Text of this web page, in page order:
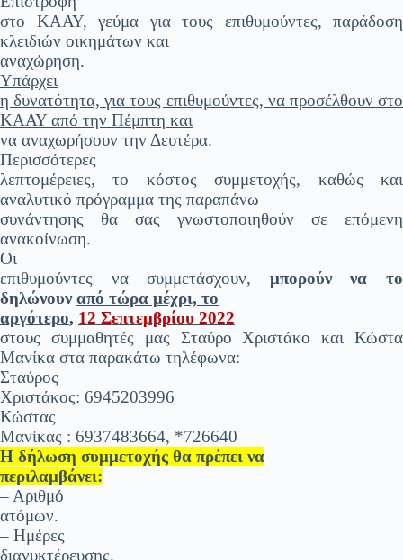
στο ΚΑΑΥ, γεύμα για τους επιθυμούντες, παράδοση
κλειδιών οικημάτων και
αναχώρηση.
Υπάρχει
η δυνατότητα, για τους επιθυμούντες, να προσέλθουν στο
ΚΑΑΥ από την Πέμπτη και
να αναχωρήσουν την Δευτέρα.
Περισσότερες
λεπτομέρειες, το κόστος συμμετοχής, καθώς και
αναλυτικό πρόγραμμα της παραπάνω
συνάντησης θα σας γνωστοποιηθούν σε επόμενη
ανακοίνωση.
Οι
επιθυμούντες να συμμετάσχουν, μπορούν να το
δηλώνουναπό τώρα μέχρι, το
αργότερο, 12 Σεπτεμβρίου 2022
στους συμμαθητές μας Σταύρο Χριστάκο και Κώστα
Μανίκα στα παρακάτω τηλέφωνα:
Σταύρος
Χριστάκος: 6945203996
Κώστας
Μανίκας : 6937483664, *726640
Η δήλωση συμμετοχής θα πρέπει να
περιλαμβάνει:
– Αριθμό
ατόμων.
– Ημέρες
διανυκτέρευσης.